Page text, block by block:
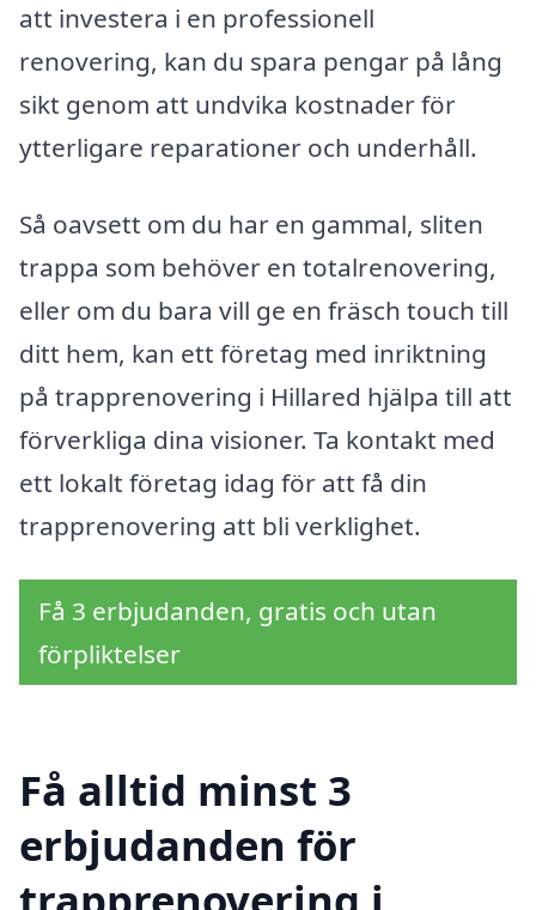
att investera i en professionell
renovering, kan du spara pengar på lång
sikt genom att undvika kostnader för
ytterligare reparationer och underhåll.
Så oavsett om du har en gammal, sliten
trappa som behöver en totalrenovering,
eller om du bara vill ge en fräsch touch till
ditt hem, kan ett företag med inriktning
på trapprenovering i Hillared hjälpa till att
förverkliga dina visioner. Ta kontakt med
ett lokalt företag idag för att få din
trapprenovering att bli verklighet.
Få 3 erbjudanden, gratis och utan
förpliktelser
Få alltid minst 3
erbjudanden för